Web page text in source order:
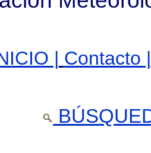
| Contacto |